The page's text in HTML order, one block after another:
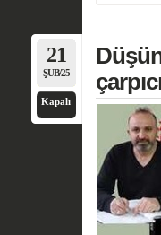
21
ŞUB/25
Kapalı